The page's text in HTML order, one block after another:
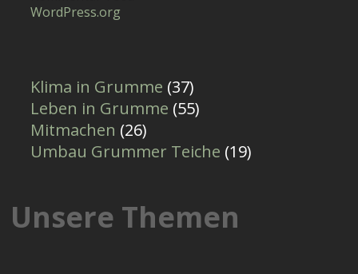
WordPress.org
Klima in Grumme (37)
Leben in Grumme (55)
Mitmachen (26)
Umbau Grummer Teiche (19)
Unsere Themen